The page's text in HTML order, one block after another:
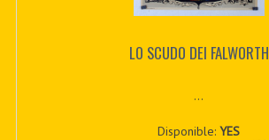
LO SCUDO DEI FALWORTH
...
Disponible:YES